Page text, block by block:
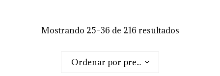
Mostrando 25–36 de 216 resultados
Ordenar por precio: alto a bajo